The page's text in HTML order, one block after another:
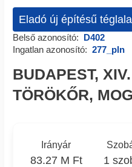
Eladó új építésű
Belső azonosító: D402
Ingatlan azonosító: 277_pln
BUDAPEST,
TÖRÖKŐR,
Irányár
83.27 M Ft 1